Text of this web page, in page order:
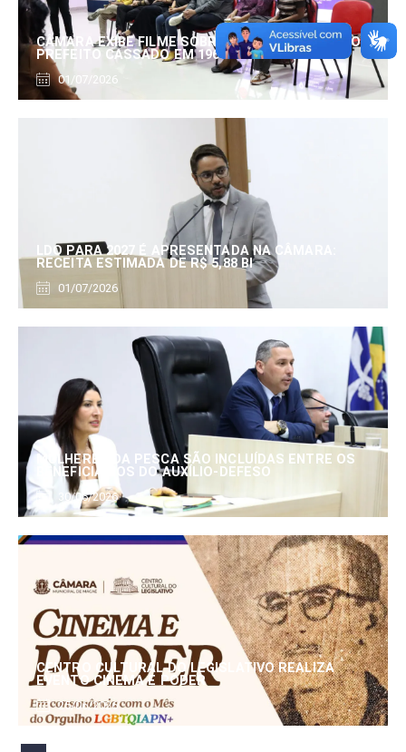
CÂMARA EXIBE FILME SOBRE EDUARDO SERRANO,
PREFEITO CASSADO EM 1960
01/07/2026
LDO PARA 2027 É APRESENTADA NA CÂMARA:
RECEITA ESTIMADA DE R$ 5,88 BI
01/07/2026
MULHERES DA PESCA SÃO INCLUÍDAS ENTRE OS
BENEFICIÁRIOS DO AUXÍLIO-DEFESO
30/06/2026
CENTRO CULTURAL DO LEGISLATIVO REALIZA
EVENTO CINEMA E PODER
25/06/2026